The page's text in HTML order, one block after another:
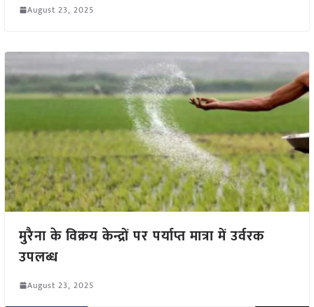
August 23, 2025
मुरैना के विक्रय केन्द्रों पर पर्याप्त मात्रा में उर्वरक
उपलब्ध
August 23, 2025